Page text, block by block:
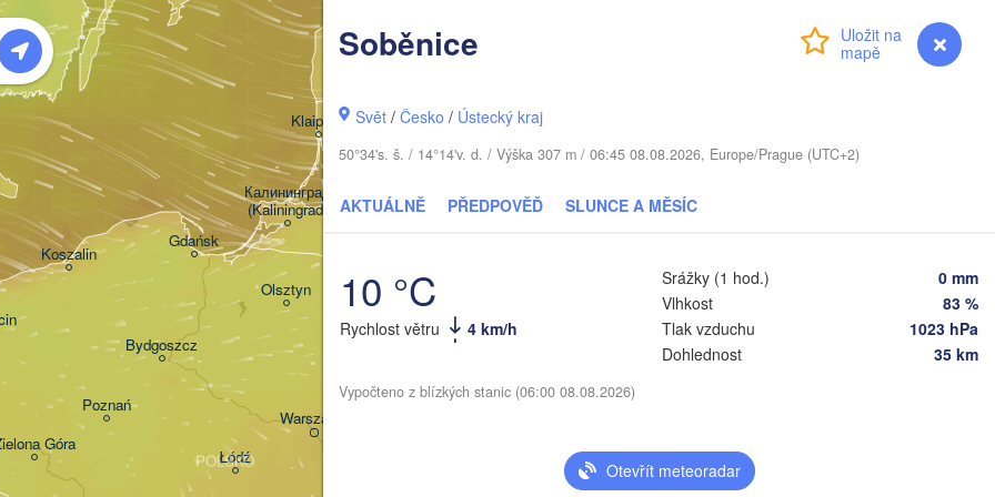
myVentusky Předpověď
Soběnice
Svět /Česko / Ústecký kraj
50°34's. š. / 14°14'v. d. / Výška 307 m / 06:45 08.08.2026, Europe/Prague (UTC+2)
AKTUÁLNĚ PŘEDPOVĚĎ SLUNCE A MĚSÍC
10 °C
Rychlost větru 4 km/h
Srážky (1 hod.)
0 mm
Vlhkost
83 %
Tlak vzduchu
1023 hPa
Dohlednost
35 km
Vypočteno z blízkých stanic (06:00 08.08.2026)
Otevřít meteoradar
Warszawa
Łódź
Poznań
Olsztyn
Koszalin
Klaipėda
Góra
Gdańsk
Калининград
(Kaliningrad)
Bydgoszcz
POLSKO
(Minsk)
Vilnius
Бабруйск
(Babrujsk)
Салігорск
Гродна
(Hrodna)
Віцебск
(Viciebsk)
(Mahilioŭ)
BĚLORUSKO